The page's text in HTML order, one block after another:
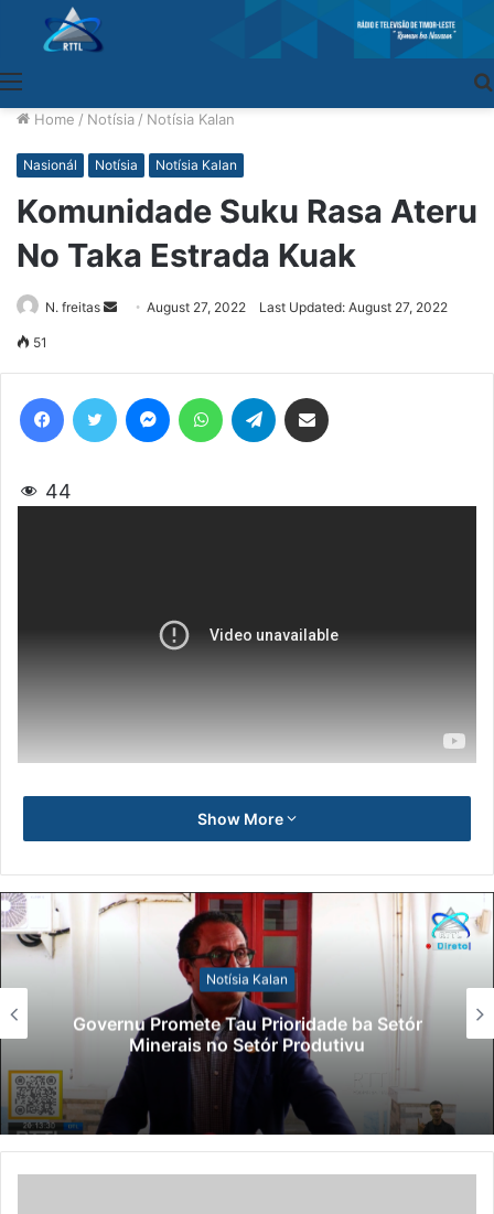
Home / Notísia / Notísia Kalan
Nasionál Notísia Notísia Kalan
Komunidade Suku Rasa Ateru
No Taka Estrada Kuak
N. freitas
SendAugust 27, 2022 Last Updated: August 27, 2022
51
44
Show More
Notísia Kalan
Governu Promete Tau Prioridade ba Setór
Minerais no Setór Produtivu